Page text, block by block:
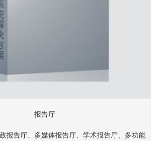
报告厅
报告厅、多媒体报告厅、学术报告厅、多功能